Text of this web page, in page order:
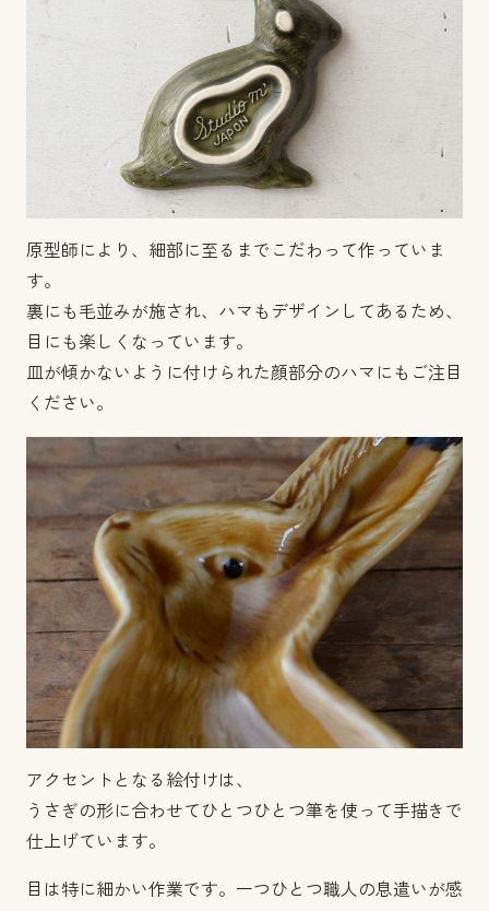
原型師により、細部に至るまでこだわって作っていま
す。
裏にも毛並みが施され、ハマもデザインしてあるため、
目にも楽しくなっています。
皿が傾かないように付けられた顔部分のハマにもご注目
ください。
アクセントとなる絵付けは、
うさぎの形に合わせてひとつひとつ筆を使って手描きで
仕上げています。
目は特に細かい作業です。一つひとつ職人の息遣いが感